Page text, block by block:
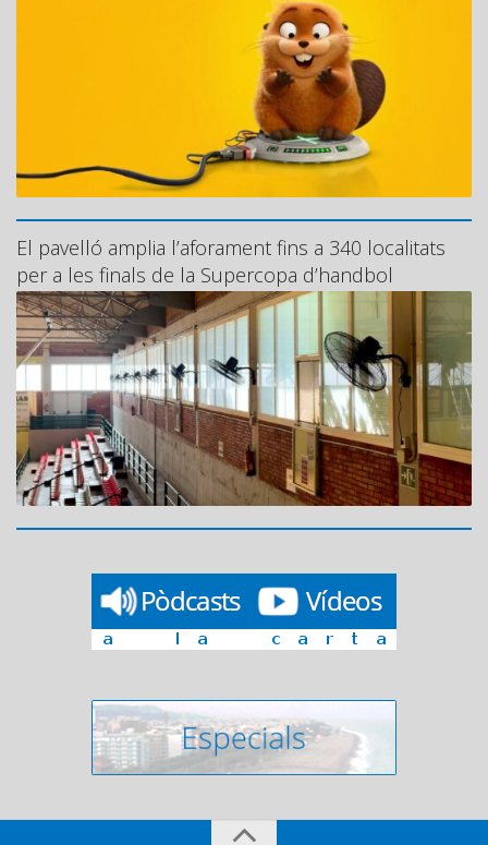
El pavelló amplia l’aforament fins a 340 localitats
per a les finals de la Supercopa d’handbol